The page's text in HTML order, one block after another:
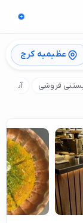
عظیمیه کرج
فروشی آب